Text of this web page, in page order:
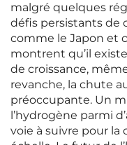
malgré quelques
défis persistants de
comme le Japon et
montrent qu’il
de croissance,
revanche, la chute
préoccupante. Un
l’hydrogène parmi
voie à suivre pour la